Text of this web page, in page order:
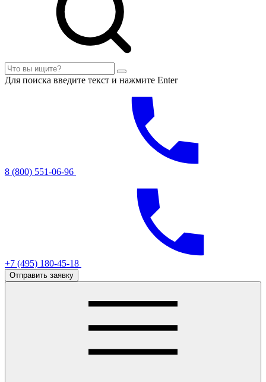
Для поиска введите текст и нажмите Enter
8 (800) 551-06-96
+7 (495) 180-45-18
Отправить заявку